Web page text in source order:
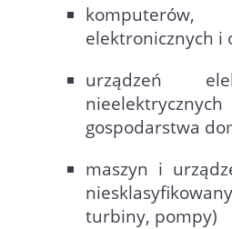
elektronicznych i
urządzeń
gospodarstwa
maszyn i
turbiny, pompy)